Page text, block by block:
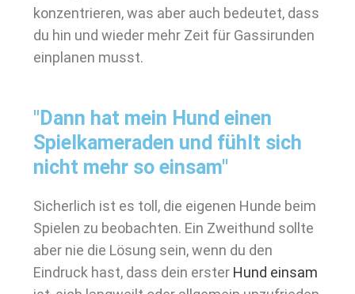
konzentrieren, was aber auch bedeutet, dass
du hin und wieder mehr Zeit für Gassirunden
einplanen musst.
"Dann hat mein Hund einen
Spielkameraden und fühlt sich
nicht mehr so einsam"
Sicherlich ist es toll, die eigenen Hunde beim
Spielen zu beobachten. Ein Zweithund sollte
aber nie die Lösung sein, wenn du den
Eindruck hast, dass dein erster Hund einsam